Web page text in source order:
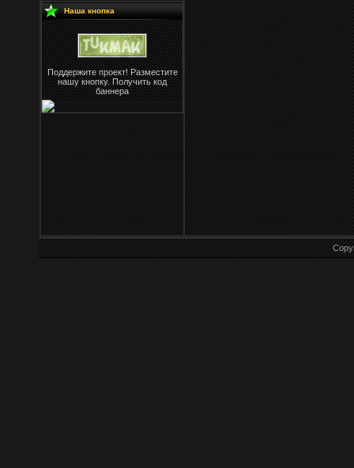
Наша кнопка
Поддержите проект! Разместите
нашу кнопку. Получить код
баннера